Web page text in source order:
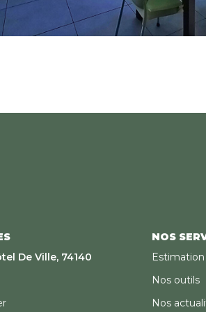
De Ville, 74140
NOS
Estimation
Nos outils
Nos